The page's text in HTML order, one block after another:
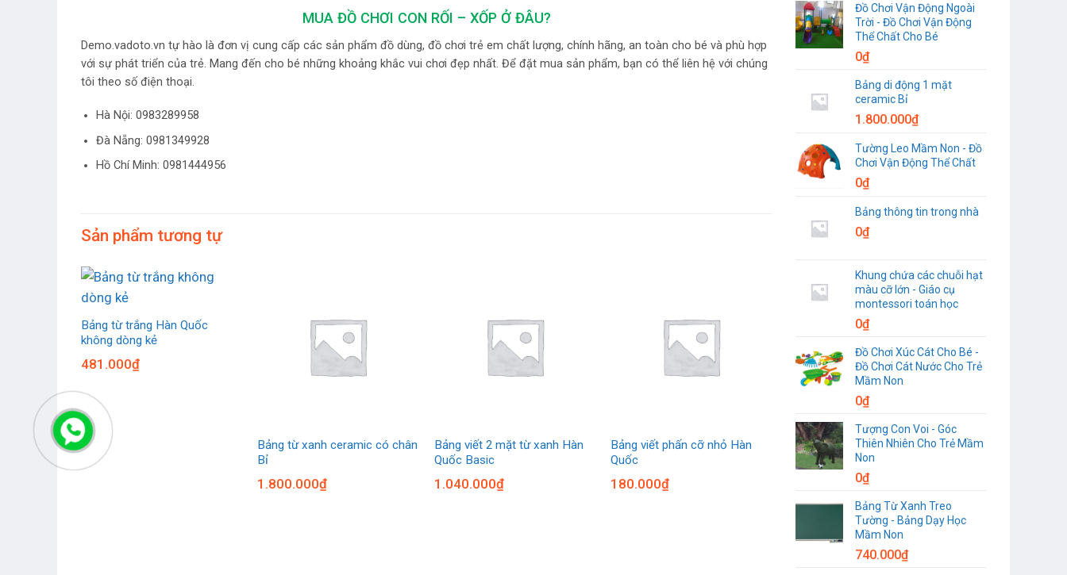
MUA ĐỒ CHƠI CON RỐI – XỐP Ở ĐÂU?
Demo.vadoto.vn tự hào là đơn vị cung cấp các sản phẩm đồ dùng, đồ chơi trẻ em chất lượng, chính hãng, an toàn cho bé và phù hợp
với sự phát triển của trẻ. Mang đến cho bé những khoảng khắc vui chơi đẹp nhất. Để đặt mua sản phẩm, bạn có thể liên hệ với chúng
tôi theo số điện thoại.
Hà Nội: 0983289958
Đà Nẵng: 0981349928
Hồ Chí Minh: 0981444956
Sản phẩm tương tự
Bảng từ trắng Hàn Quốc
không dòng kẻ
481.000₫
Bảng từ xanh ceramic có chân
Bỉ
1.800.000₫
Bảng viết 2 mặt từ xanh Hàn
Quốc Basic
1.040.000₫
Bảng viết phấn cỡ nhỏ Hàn
Quốc
180.000₫
Hàn
Đồ Chơi Vận Động Ngoài
Trời - Đồ Chơi Vận Động
Thể Chất Cho Bé
0₫
Bảng di động 1 mặt
ceramic Bỉ
1.800.000₫
Tường Leo Mầm Non - Đồ
Chơi Vận Động Thể Chất
0₫
Bảng thông tin trong nhà
0₫
Khung chứa các chuỗi hạt
màu cỡ lớn - Giáo cụ
montessori toán học
0₫
Đồ Chơi Xúc Cát Cho Bé -
Đồ Chơi Cát Nước Cho Trẻ
Mầm Non
0₫
Tượng Con Voi - Góc
Thiên Nhiên Cho Trẻ Mầm
Non
0₫
Bảng Từ Xanh Treo
Tường - Bảng Dạy Học
Mầm Non
740.000₫